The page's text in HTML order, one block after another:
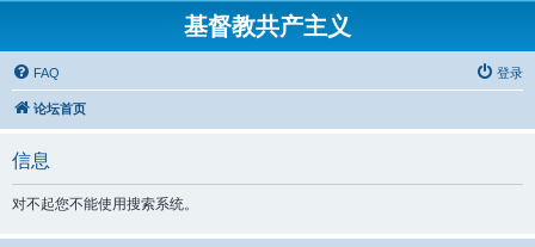
基督教共产主义
FAQ 登录
论坛首页
信息
对不起您不能使用搜索系统。